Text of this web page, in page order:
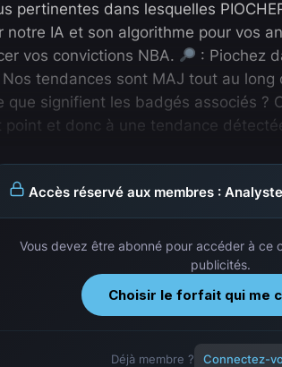
pertinentes dans lesquelles
notre IA et son algorithme pour vos
vos convictions NBA.
: Piochez
Nos tendances sont MAJ tout au long
que signifient les badgés associés ?
et donc à une tendance
Accès réservé aux membres :
Vous devez être abonné pour accéder à ce
publicités.
Choisir le forfait qui me
Déjà membre ? Connectez-